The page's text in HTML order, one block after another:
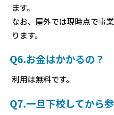
ます。
なお、屋外では現時点で事
ります。
Q6.お金はかかるの？
利用は無料です。
Q7.一旦下校してから